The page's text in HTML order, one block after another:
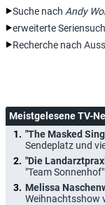
Suche nach Andy
erweiterte
Recherche nach
Meistgelesene TV-
"The Masked
Sendeplatz und
"Die
"Team Sonnenhof"
Melissa
Weihnachtsshow